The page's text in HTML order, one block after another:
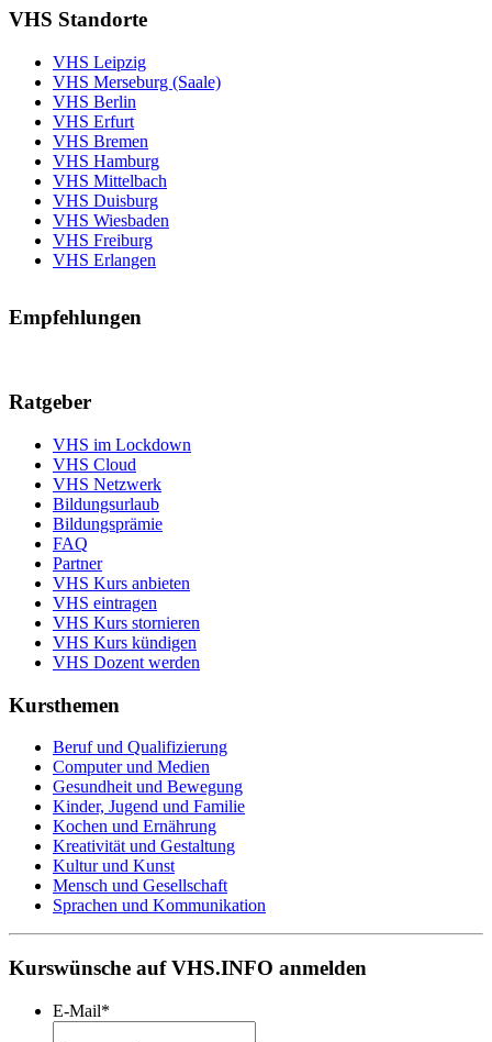
VHS Standorte
VHS Leipzig
VHS Merseburg (Saale)
VHS Berlin
VHS Erfurt
VHS Bremen
VHS Hamburg
VHS Mittelbach
VHS Duisburg
VHS Wiesbaden
VHS Freiburg
VHS Erlangen
Empfehlungen
Ratgeber
VHS im Lockdown
VHS Cloud
VHS Netzwerk
Bildungsurlaub
Bildungsprämie
FAQ
Partner
VHS Kurs anbieten
VHS eintragen
VHS Kurs stornieren
VHS Kurs kündigen
VHS Dozent werden
Kursthemen
Beruf und Qualifizierung
Computer und Medien
Gesundheit und Bewegung
Kinder, Jugend und Familie
Kochen und Ernährung
Kreativität und Gestaltung
Kultur und Kunst
Mensch und Gesellschaft
Sprachen und Kommunikation
Kurswünsche auf VHS.INFO anmelden
E-Mail*